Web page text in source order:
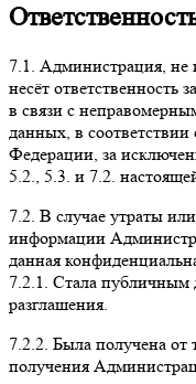
7.1. Администрация, не
несёт ответственность
в связи с
данных, в соответствии
Федерации, за
5.2., 5.3. и 7.2.
7.2. В случае утраты
информации
данная
7.2.1. Стала публичным
разглашения.
7.2.2. Была получена от
получения